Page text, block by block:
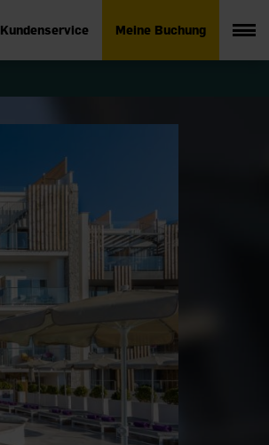
Kundenservice Meine Buchung